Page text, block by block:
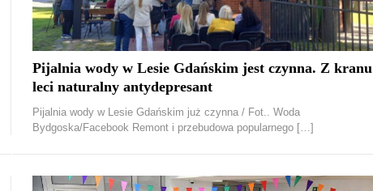
Pijalnia wody w Lesie Gdańskim jest czynna. Z kranu
leci naturalny antydepresant
Pijalnia wody w Lesie Gdańskim już czynna / Fot.. Woda
Bydgoska/Facebook Remont i przebudowa popularnego […]